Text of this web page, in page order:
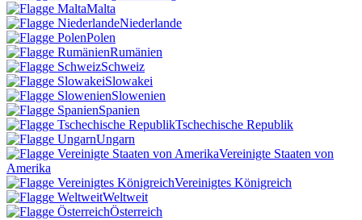
Malta
Niederlande
Polen
Rumänien
Schweiz
Slowakei
Slowenien
Spanien
Tschechische Republik
Ungarn
Vereinigte Staaten von
Amerika
Vereinigtes Königreich
Weltweit
Österreich